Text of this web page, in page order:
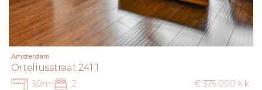
Amsterdam
Orteliusstraat 241 1
50m² 2 € 375.000 k.k.